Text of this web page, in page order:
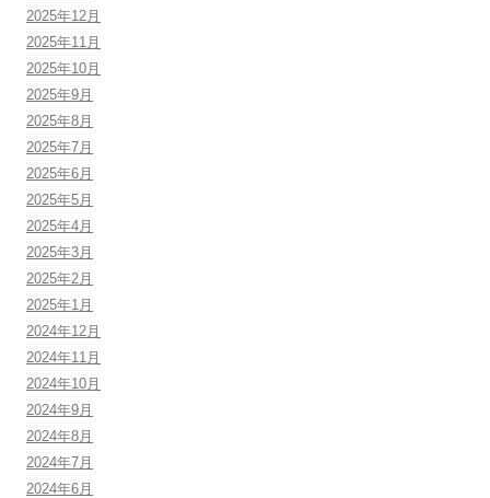
2025年12月
2025年11月
2025年10月
2025年9月
2025年8月
2025年7月
2025年6月
2025年5月
2025年4月
2025年3月
2025年2月
2025年1月
2024年12月
2024年11月
2024年10月
2024年9月
2024年8月
2024年7月
2024年6月